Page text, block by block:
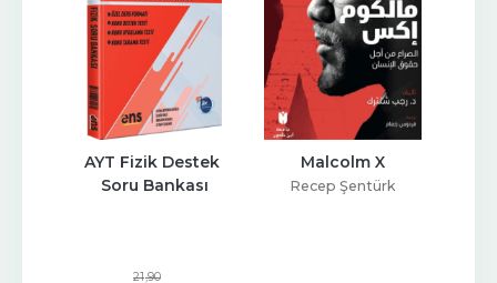
AYT Fizik Destek
Soru Bankası
21,90
Malcolm X
Recep Şentürk